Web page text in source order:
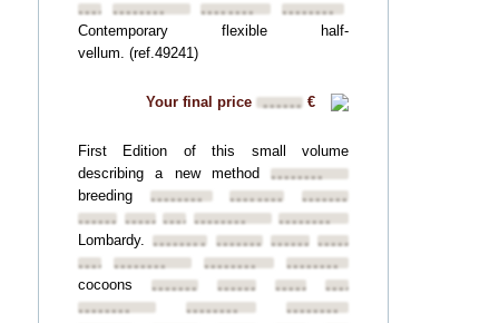
•••••••••••••••• ••••••••
••••••••
Contemporary flexible half-
vellum. (ref.49241)
Your final price •••••• €
First Edition of this small volume
describing a new method ••••••••
breeding •••••••• ••••••••
••••••••
••••••••••••••••••••••••••••••••
••••••••
Lombardy.•••••••• •••••••• ••••••••••••••••
•••••••••••••••• ••••••••
••••••••
cocoons •••••••• •••••••• ••••••••••••••••
••••••••
••••••••
••••••••